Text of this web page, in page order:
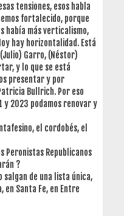
tensiones, esos habla
fortalecido, porque
había más verticalismo,
hay horizontalidad. Está
Garro, (Néstor)
y lo que se está
presentar y por
Bullrich. Por eso
y 2023 podamos renovar y
el cordobés, el
Peronistas Republicanos
?
de una lista única,
en Santa Fe, en Entre